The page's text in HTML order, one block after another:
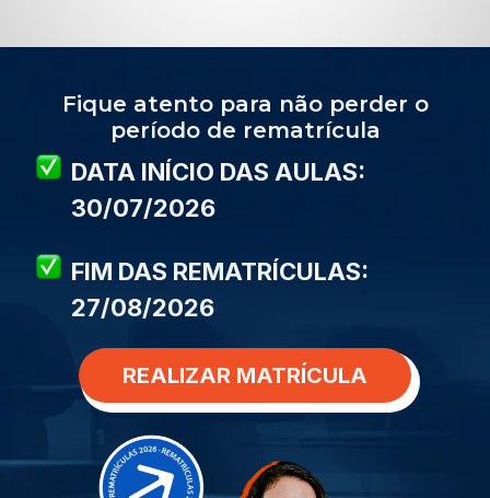
Fique atento para não perder o
período de rematrícula
DATA INÍCIO DAS AULAS:
30/07/2026
FIM DAS REMATRÍCULAS:
27/08/2026
REALIZAR MATRÍCULA